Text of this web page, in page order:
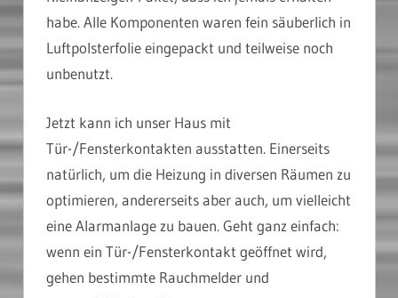
habe. Alle Komponenten waren fein säuberlich in
Luftpolsterfolie eingepackt und teilweise noch
unbenutzt.
Jetzt kann ich unser Haus mit
Tür-/Fensterkontakten ausstatten. Einerseits
natürlich, um die Heizung in diversen Räumen zu
optimieren, andererseits aber auch, um vielleicht
eine Alarmanlage zu bauen. Geht ganz einfach:
wenn ein Tür-/Fensterkontakt geöffnet wird,
gehen bestimmte Rauchmelder und